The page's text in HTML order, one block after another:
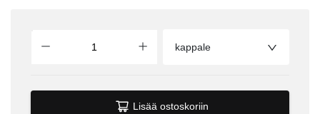
kappale
Lisää ostoskoriin